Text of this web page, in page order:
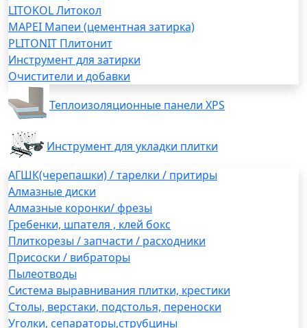
LITOKOL Литокол
MAPEI Мапеи (цементная затирка)
PLITONIT Плитонит
Инструмент для затирки
Очистители и добавки
Теплоизоляционные панели XPS
Инструмент для укладки плитки
АГШК(черепашки) / тарелки / притиры
Алмазные диски
Алмазные коронки/ фрезы
Гребенки, шпателя , клей бокс
Плиткорезы / запчасти / расходники
Присоски / вибраторы
Пылеотводы
Система выравнивания плитки, крестики
Столы, верстаки, подстолья, переноски
Уголки, сепараторы,струбцины